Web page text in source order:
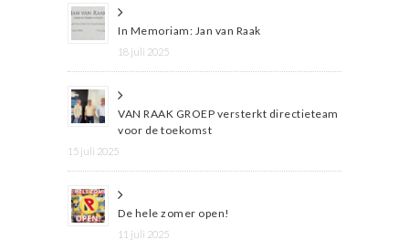
In Memoriam: Jan van Raak
18 juli 2025
VAN RAAK GROEP versterkt directieteam
voor de toekomst
15 juli 2025
De hele zomer open!
11 juli 2025